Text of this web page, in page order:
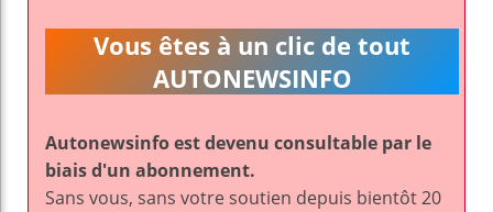
Vous êtes à un clic de tout
AUTONEWSINFO
Autonewsinfo est devenu consultable par le
biais d'un abonnement.
Sans vous, sans votre soutien depuis bientôt 20